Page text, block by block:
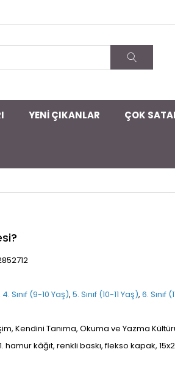
YENİ ÇIKANLAR ÇOK
4. Sınıf (9-10 Yaş), 5. Sınıf (10-11 Yaş), 6. Sınıf
Kendini Tanıma, Okuma ve Yazma
hamur kâğıt, renkli baskı, flekso kapak,